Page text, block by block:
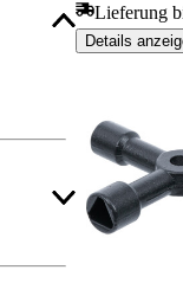
Lieferung
Details